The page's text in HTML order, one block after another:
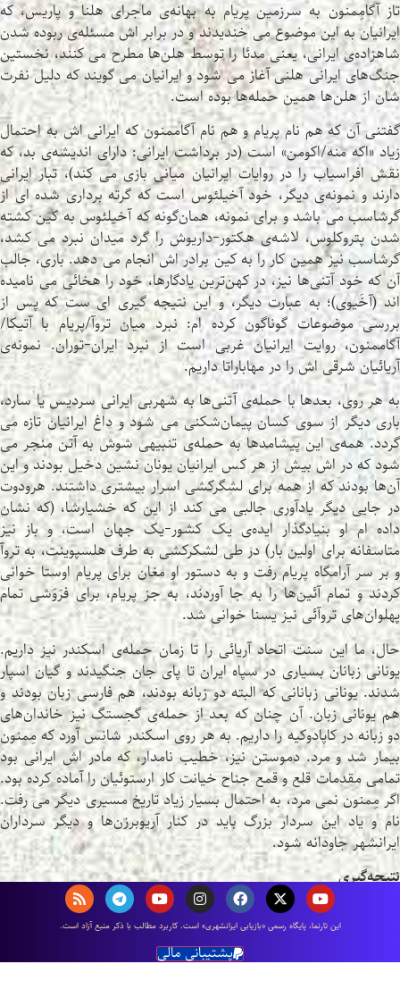
تاز آگامِمنون به سرزمین پریام به بهانه‌ی ماجرای هلنا و پاریس، که
ایرانیان به این موضوع می خندیدند و در برابر اش مسئله‌ی ربوده شدن
شاهزاده‌ی ایرانی، یعنی مدئا را توسط هلن‌ها مطرح می کنند، نخستین
جنگ‌های ایرانی هلنی آغاز می شود و ایرانیان می گویند که دلیل نفرت
شان از هلن‌ها همین حمله‌ها بوده است.
گفتنی آن که هم نام پریام و هم نام آگاممنون که ایرانی اش به احتمال
زیاد «اکه منه/اکومن» است (در برداشت ایرانی: دارای اندیشه‌ی بد، که
نقش افراسیاب را در روایات ایرانیان میانی بازی می کند)، تبار ایرانی
دارند و نمونه‌ی دیگر، خود آخیلئوس است که گرته برداری شده ای از
گرشاسب می باشد و برای نمونه، همان‌گونه که آخیلئوس به کین کشته
شدن پتروکلوس، لاشه‌ی هکتور-داریوش را گرد میدان نبرد می کشد،
گرشاسب نیز همین کار را به کین برادر اش انجام می دهد. باری، جالب
آن که خود آتنی‌ها نیز، در کهن‌ترین یادگارها، خود را هخائی می نامیده
اند (آخَیوی)؛ به عبارت دیگر، و این نتیجه گیری ای ست که پس از
بررسی موضوعات گوناگون کرده ام: نبرد میان تروآ/پریام با آتیکا/
آگاممنون، روایت ایرانیان غربی است از نبرد ایران-توران. نمونه‌ی
آریائیان شرقی اش را در مهاباراتا داریم.
به هر روی، بعدها با حمله‌ی آتنی‌ها به شهربی ایرانی سردیس یا سارد،
باری دیگر از سوی کسان پیمان‌شکنی می شود و داغ ایرانیان تازه می
گردد. همه‌ی این پیشامدها به حمله‌ی تنبیهی شوش به آتن منجر می
شود که در اش بیش از هر کس ایرانیان یونان نشین دخیل بودند و این
آن‌ها بودند که از همه برای لشگرکشی اسرار بیشتری داشتند. هرودوت
در جایی دیگر یادآوری جالبی می کند از این که خشیارشا، (که نشان
داده ام او بنیادگذار ایده‌ی یک کشور-یک جهان است، و باز نیز
متاسفانه برای اولین بار) در طی لشکرکشی به طرف هلسپوینت، به تروآ
و بر سر آرامگاه پریام رفت و به دستور او مغان برای پریام اوستا خوانی
کردند و تمام آئین‌ها را به جا آوردند، به جز پریام، برای فرَوَشی تمام
پهلوان‌های تروآئی نیز یسنا خوانی شد.
حال، ما این سنت اتحاد آریائی را تا زمان حمله‌ی اسکندر نیز داریم.
یونانی زبانان بسیاری در سپاه ایران تا پای جان جنگیدند و گیان اسپار
شدند. یونانی زبانانی که البته دو زبانه بودند، هم فارسی زبان بودند و
هم یونانی زبان. آن چنان که بعد از حمله‌ی گجستگ نیز خاندان‌های
دو زبانه در کاپادوکیه را داریم. به هر روی اسکندر شانس آورد که مِمنون
بیمار شد و مرد. دموستن نیز، خطیب نامدار، که مادر اش ایرانی بود
تمامی مقدمات قلع و قمع جناح خیانت کار ارستوئیان را آماده کرده بود.
اگر مِمنون نمی مرد، به احتمال بسیار زیاد تاریخ مسیری دیگر می رفت.
نام و یاد این سردار بزرگ باید در کنار آریوبرزن‌ها و دیگر سرداران
ایرانشهر جاودانه شود.
نتیجه‌گیری
لب کلام آن که، بازیابی ایرانشهری یک حرکت تاریخی بزرگ است، و
مبتنی بر دستگاه فکری و نظام اندیشگی، و نه بر نژاد و قبیله.
در فرصتی دیگر از دلیری‌های عربان سخن گفت که برای شکست سپاه
اين تارنما، پایگاه رسمی «بازیابی ایرانشهری» است. كاربرد مطالب با ذكر منبع آزاد است.
پشتیبانی مالی